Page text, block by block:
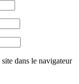
dans le navigateur